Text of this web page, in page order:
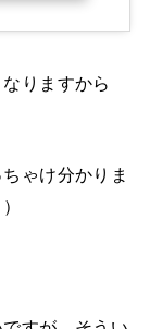
りますから
ゃけ分かりま